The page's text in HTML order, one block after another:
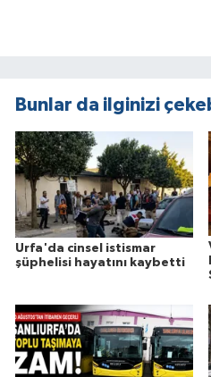
Bunlar da ilginizi
Urfa'da cinsel istismar
şüphelisi hayatını kaybetti